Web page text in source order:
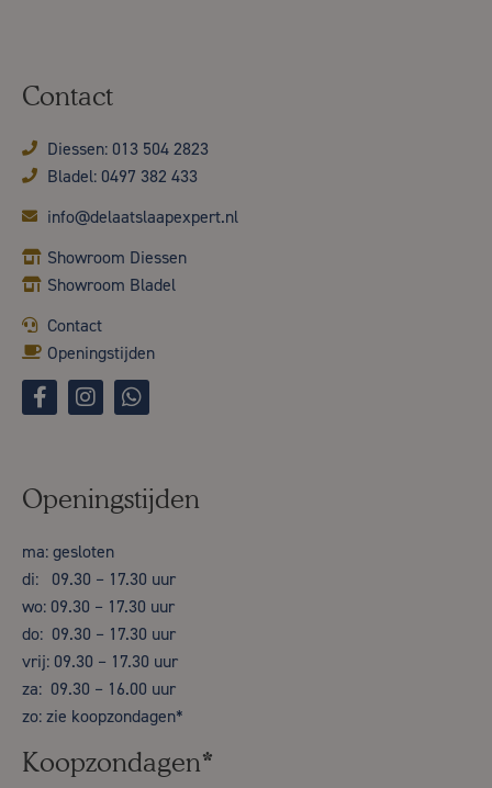
Contact
Diessen: 013 504 2823
Bladel: 0497 382 433
info@delaatslaapexpert.nl
Showroom Diessen
Showroom Bladel
Contact
Openingstijden
Openingstijden
ma: gesloten
di: 09.30 – 17.30 uur
wo: 09.30 – 17.30 uur
do: 09.30 – 17.30 uur
vrij: 09.30 – 17.30 uur
za: 09.30 – 16.00 uur
zo: zie koopzondagen*
Koopzondagen*